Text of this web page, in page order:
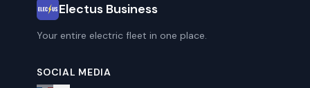
Electus Business
Your entire electric fleet in one place.
SOCIAL MEDIA